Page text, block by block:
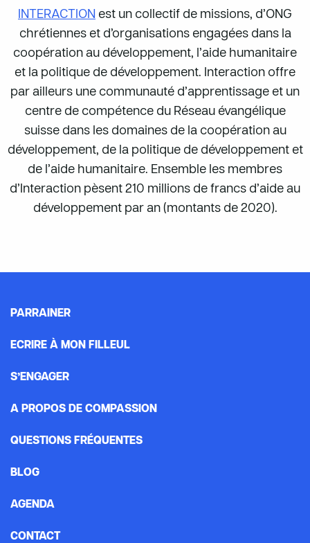
INTERACTION est un collectif de missions, d’ONG
chrétiennes et d’organisations engagées dans la
coopération au développement, l’aide humanitaire
et la politique de développement. Interaction offre
par ailleurs une communauté d’apprentissage et un
centre de compétence du Réseau évangélique
suisse dans les domaines de la coopération au
développement, de la politique de développement et
de l’aide humanitaire. Ensemble les membres
d’Interaction pèsent 210 millions de francs d’aide au
développement par an (montants de 2020).
PARRAINER
ECRIRE À MON FILLEUL
S’ENGAGER
A PROPOS DE COMPASSION
QUESTIONS FRÉQUENTES
BLOG
AGENDA
CONTACT